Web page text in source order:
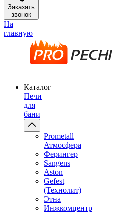
Заказать
звонок
На
главную
Каталог
Печи
для
бани
Prometall
Атмосфера
Ферингер
Sangens
Aston
Gefest
(Технолит)
Этна
Инжкомцентр